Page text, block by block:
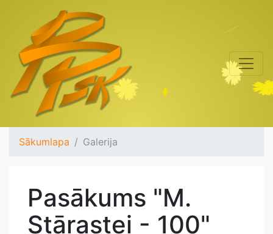
Sākumlapa Galerija
Pasākums "M.
Stārastei - 100"